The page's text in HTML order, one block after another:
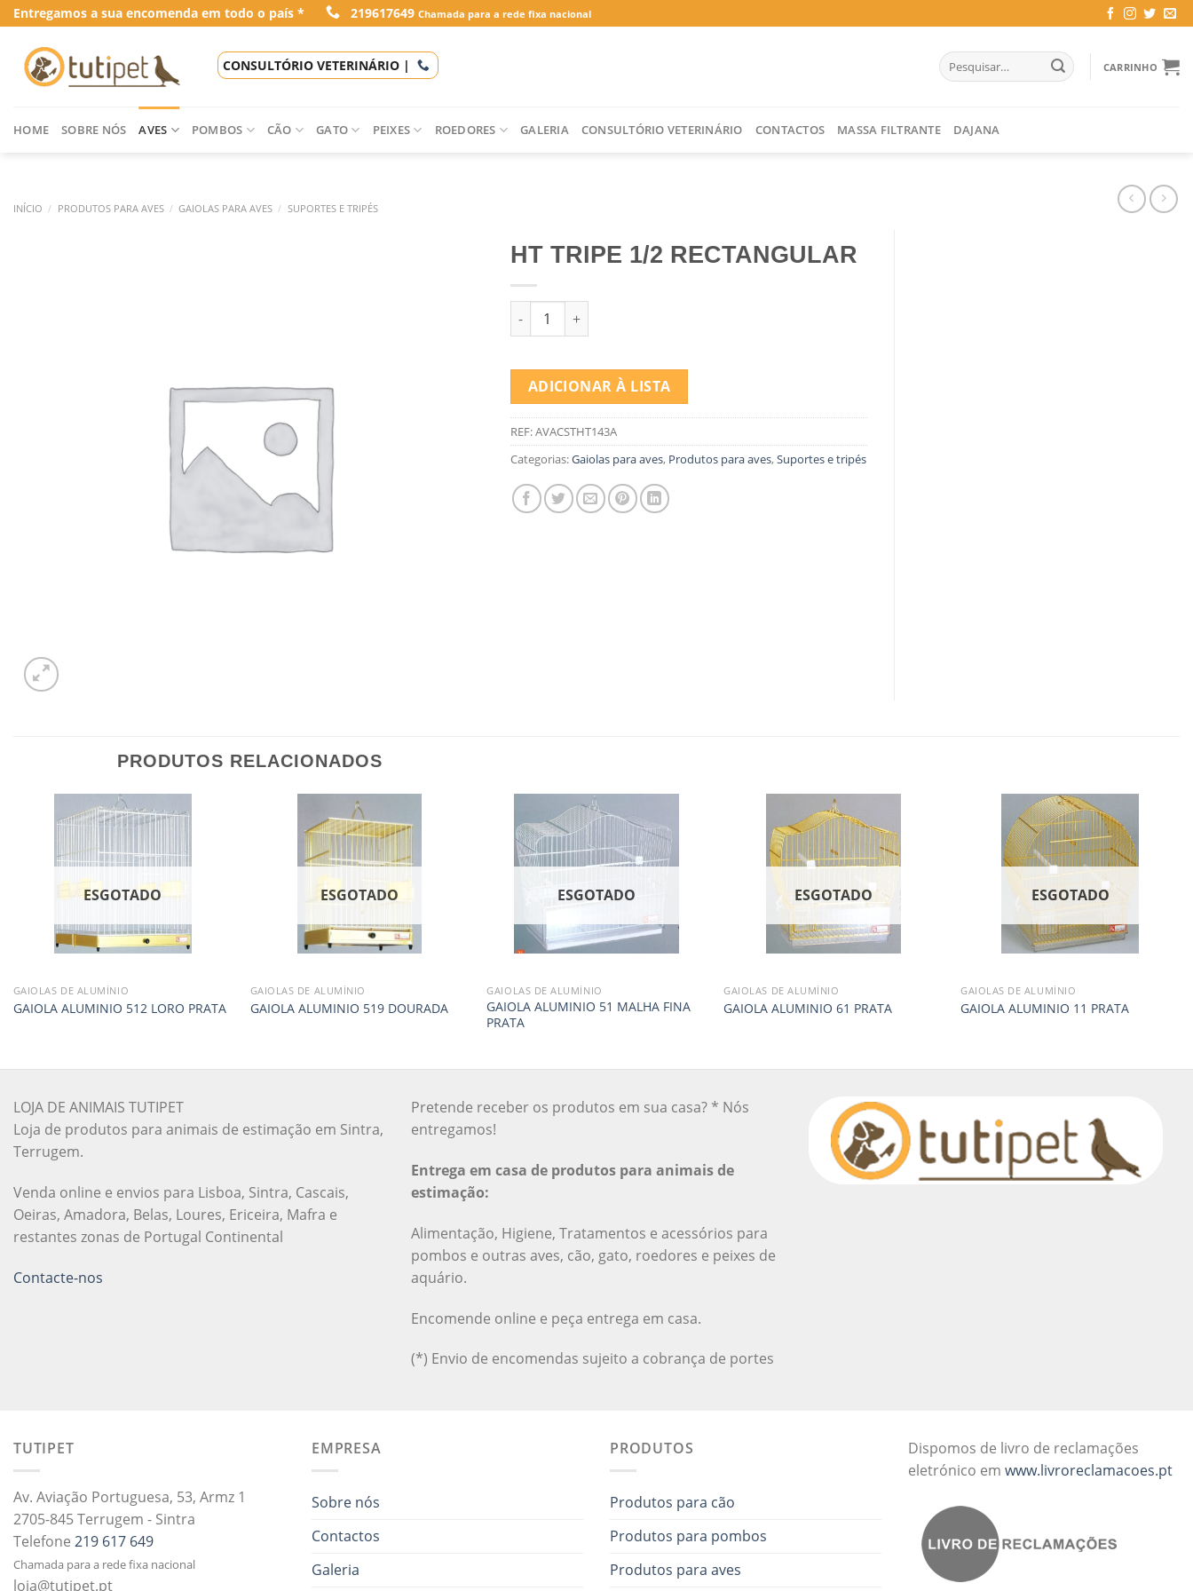
Skip
to
content
Entregamos a sua encomenda em todo o país * 219617649 Chamada para a rede fixa nacional
CONSULTÓRIO VETERINÁRIO |
Pesquisar
por:
CARRINHO
HOME SOBRE NÓS AVES POMBOS CÃO GATO PEIXES ROEDORES GALERIA CONSULTÓRIO VETERINÁRIO CONTACTOS MASSA FILTRANTE DAJANA
INÍCIO / PRODUTOS PARA AVES / GAIOLAS PARA AVES / SUPORTES E TRIPÉS
HT TRIPE 1/2 RECTANGULAR
Quantidade de HT TRIPE 1/2 RECTANGULAR
ADICIONAR À LISTA
REF:AVACSTHT143A
Categorias:Gaiolas para aves, Produtos para aves,Suportes e tripés
PRODUTOS RELACIONADOS
ESGOTADO
GAIOLAS DE ALUMÍNIO
GAIOLA ALUMINIO 512 LORO PRATA
ESGOTADO
GAIOLAS DE ALUMÍNIO
GAIOLA ALUMINIO 519 DOURADA
ESGOTADO
GAIOLAS DE ALUMÍNIO
GAIOLA ALUMINIO 51 MALHA FINA
PRATA
ESGOTADO
GAIOLAS DE ALUMÍNIO
GAIOLA ALUMINIO 61 PRATA
ESGOTADO
GAIOLAS DE ALUMÍNIO
GAIOLA ALUMINIO 11 PRATA
LOJA DE ANIMAIS TUTIPET
Loja de produtos para animais de estimação em Sintra,
Terrugem.
Venda online e envios para Lisboa, Sintra, Cascais,
Oeiras, Amadora, Belas, Loures, Ericeira, Mafra e
restantes zonas de Portugal Continental
Contacte-nos
Pretende receber os produtos em sua casa? * Nós
entregamos!
Entrega em casa de produtos para animais de
estimação:
Alimentação, Higiene, Tratamentos e acessórios para
pombos e outras aves, cão, gato, roedores e peixes de
aquário.
Encomende online e peça entrega em casa.
(*) Envio de encomendas sujeito a cobrança de portes
TUTIPET
Av. Aviação Portuguesa, 53, Armz 1
2705-845 Terrugem - Sintra
Telefone 219 617 649
Chamada para a rede fixa nacional
loja@tutipet.pt
EMPRESA
Sobre nós
Contactos
Galeria
PRODUTOS
Produtos para cão
Produtos para pombos
Produtos para aves
Dispomos de livro de reclamações
eletrónico em www.livroreclamacoes.pt